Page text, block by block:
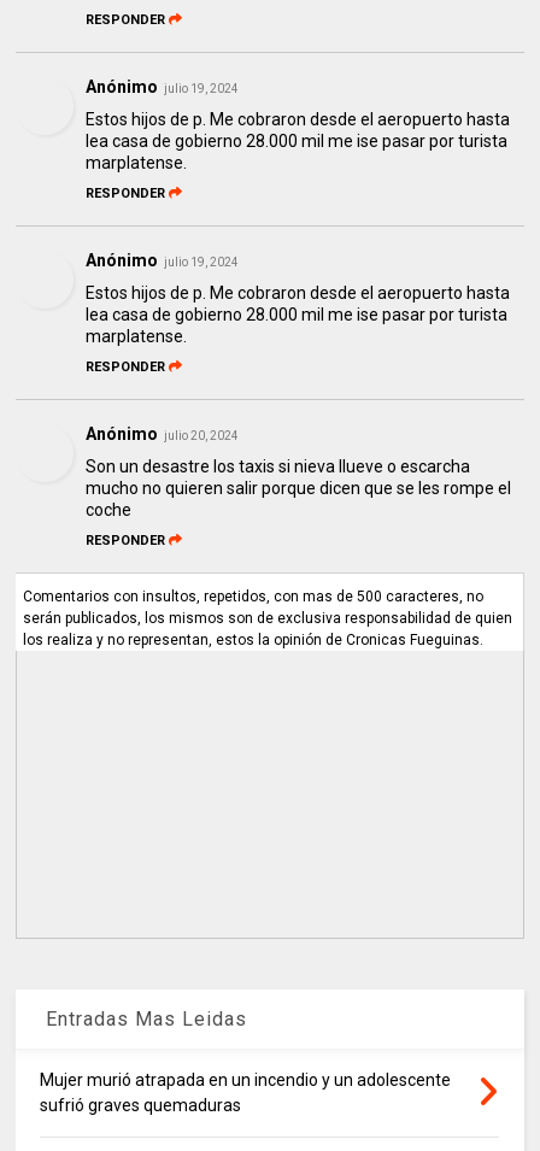
RESPONDER
Anónimo julio 19, 2024
Estos hijos de p. Me cobraron desde el aeropuerto hasta
lea casa de gobierno 28.000 mil me ise pasar por turista
marplatense.
RESPONDER
Anónimo julio 19, 2024
Estos hijos de p. Me cobraron desde el aeropuerto hasta
lea casa de gobierno 28.000 mil me ise pasar por turista
marplatense.
RESPONDER
Anónimo julio 20, 2024
Son un desastre los taxis si nieva llueve o escarcha
mucho no quieren salir porque dicen que se les rompe el
coche
RESPONDER
Comentarios con insultos, repetidos, con mas de 500 caracteres, no
serán publicados, los mismos son de exclusiva responsabilidad de quien
los realiza y no representan, estos la opinión de Cronicas Fueguinas.
Entradas Mas Leidas
Mujer murió atrapada en un incendio y un adolescente
sufrió graves quemaduras